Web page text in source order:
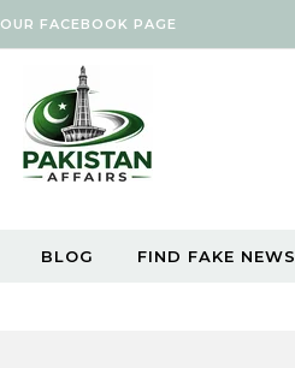
OUR FACEBOOK PAGE
BLOG FIND FAKE NEWS